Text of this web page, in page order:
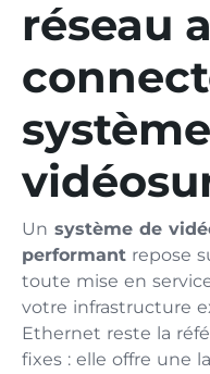
réseau
Un système de
performant repose
toute mise en
votre infrastructure
Ethernet reste la
fixes : elle offre une